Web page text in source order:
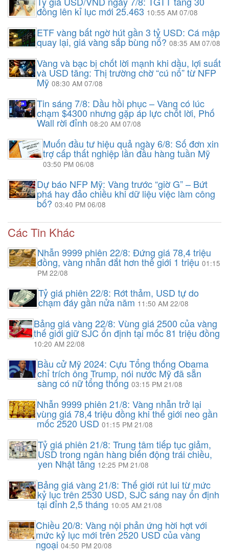
đồng lên kỉ lục mới 25.463 10:55 AM 07/08
ETF vàng bất ngờ hút gần 3 tỷ USD: Cá mập
quay lại, giá vàng sắp bùng nổ? 08:35 AM 07/08
Vàng và bạc bị chốt lời mạnh khi dầu, lợi suất
và USD tăng: Thị trường chờ “cú nổ” từ NFP
Mỹ 08:30 AM 07/08
Tin sáng 7/8: Dầu hồi phục – Vàng có lúc
chạm $4300 nhưng gặp áp lực chốt lời, Phố
Wall rời đỉnh 08:20 AM 07/08
Muốn đầu tư hiệu quả ngày 6/8: Số đơn xin
trợ cấp thất nghiệp lần đầu hàng tuần Mỹ
03:50 PM 06/08
Dự báo NFP Mỹ: Vàng trước “giờ G” – Bứt
phá hay đảo chiều khi dữ liệu việc làm công
bố? 03:40 PM 06/08
Các Tin Khác
Nhẫn 9999 phiên 22/8: Đứng giá 78,4 triệu
đồng, vàng nhẫn đắt hơn thế giới 1 triệu01:15
PM 22/08
Tỷ giá phiên 22/8: Rớt thảm, USD tự do
chạm đáy gần nửa năm 11:50 AM 22/08
Bảng giá vàng 22/8: Vùng giá 2500 của vàng
thế giới giữ SJC ổn định tại mốc 81 triệu đồng
10:20 AM 22/08
Bầu cử Mỹ 2024: Cựu Tổng thống Obama
chỉ trích ông Trump, nói nước Mỹ đã sẵn
sàng có nữ tổng thống03:15 PM 21/08
Nhẫn 9999 phiên 21/8: Vàng nhẫn trở lại
vùng giá 78,4 triệu đồng khi thế giới neo gần
mốc 2520 USD01:15 PM 21/08
Tỷ giá phiên 21/8: Trung tâm tiếp tục giảm,
USD trong ngân hàng biến động trái chiều,
yen Nhật tăng 12:25 PM 21/08
Bảng giá vàng 21/8: Thế giới rút lui từ mức
kỷ lục trên 2530 USD, SJC sáng nay ổn định
tại đỉnh 2,5 tháng 10:05 AM 21/08
Chiều 20/8: Vàng nội phản ứng hời hợt với
mức kỷ lục mới trên 2520 USD của vàng
ngoại04:50 PM 20/08